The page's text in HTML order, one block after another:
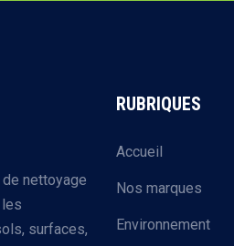
nettoyage
surfaces,
RUBRIQUES
Accueil
Nos marques
Environnement